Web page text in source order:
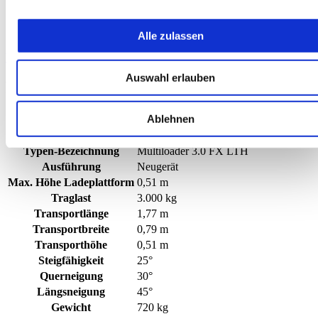
Alle zulassen
Auswahl erlauben
Ablehnen
Vergleichen
Produktinformationen
Multi Loader
Hersteller
ALMAC
Typen-Bezeichnung
Multiloader 3.0 FX LTH
Ausführung
Neugerät
Max. Höhe Ladeplattform 0,51 m
Traglast
3.000 kg
Transportlänge
1,77 m
Transportbreite
0,79 m
Transporthöhe
0,51 m
Steigfähigkeit
25°
Querneigung
30°
Längsneigung
45°
Gewicht
720 kg